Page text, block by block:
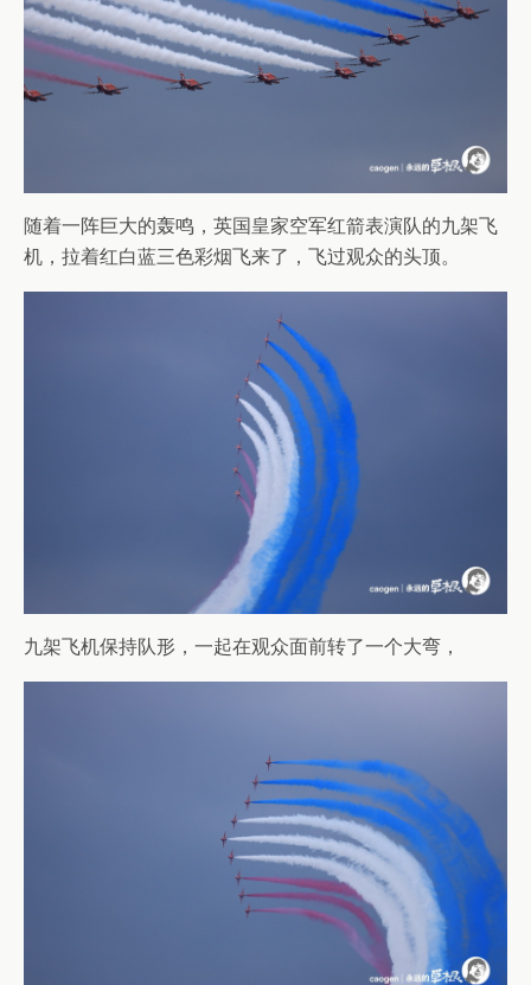
随着一阵巨大的轰鸣，英国皇家空军红箭表演队的九架飞
机，拉着红白蓝三色彩烟飞来了，飞过观众的头顶。
九架飞机保持队形，一起在观众面前转了一个大弯，